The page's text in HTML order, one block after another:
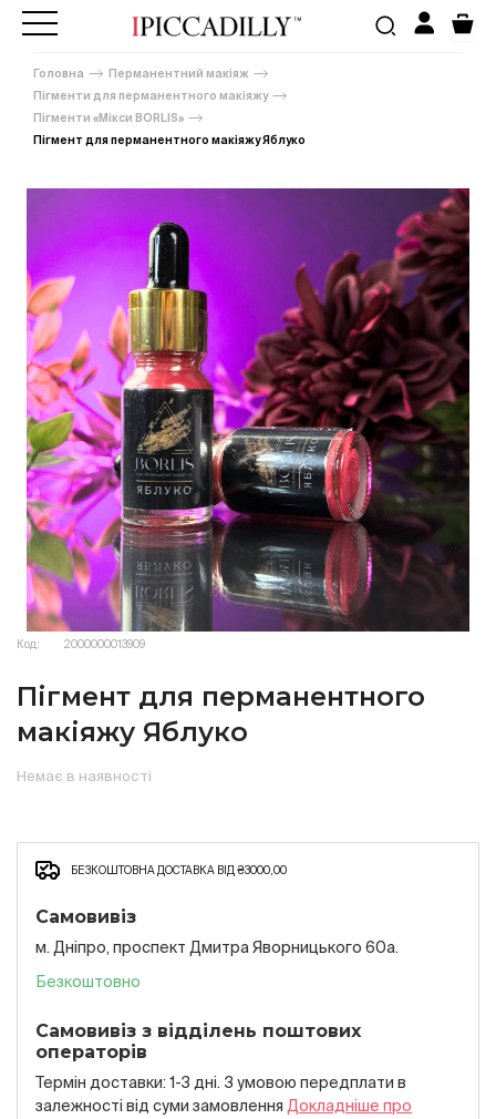
Головна
Перманентний макіяж
Пігменти для перманентного макіяжу
Пігменти «Мікси BORLIS»
Пігмент для перманентного макіяжу Яблуко
Код: 2000000013909
Пігмент для перманентного
макіяжу Яблуко
Немає в наявності
БЕЗКОШТОВНА ДОСТАВКА ВІД ₴3000,00
Самовивіз
м. Дніпро, проспект Дмитра Яворницького 60а.
Безкоштовно
Самовивіз з відділень поштових
операторів
Термін доставки: 1-3 дні. З умовою передплати в
залежностi вiд суми замовлення Докладнiше про